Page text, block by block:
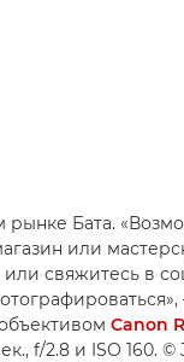
Бата.
или
свяжитесь в
Canon
f/2.8 и ISO 160. ©